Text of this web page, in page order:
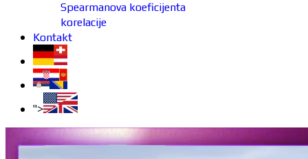
Spearmanova koeficijenta
korelacije
Kontakt
">